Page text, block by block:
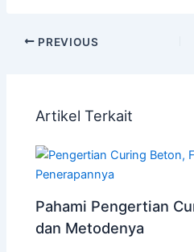
PREVIOUS
Artikel Terkait
Pahami Pengertian
dan Metodenya